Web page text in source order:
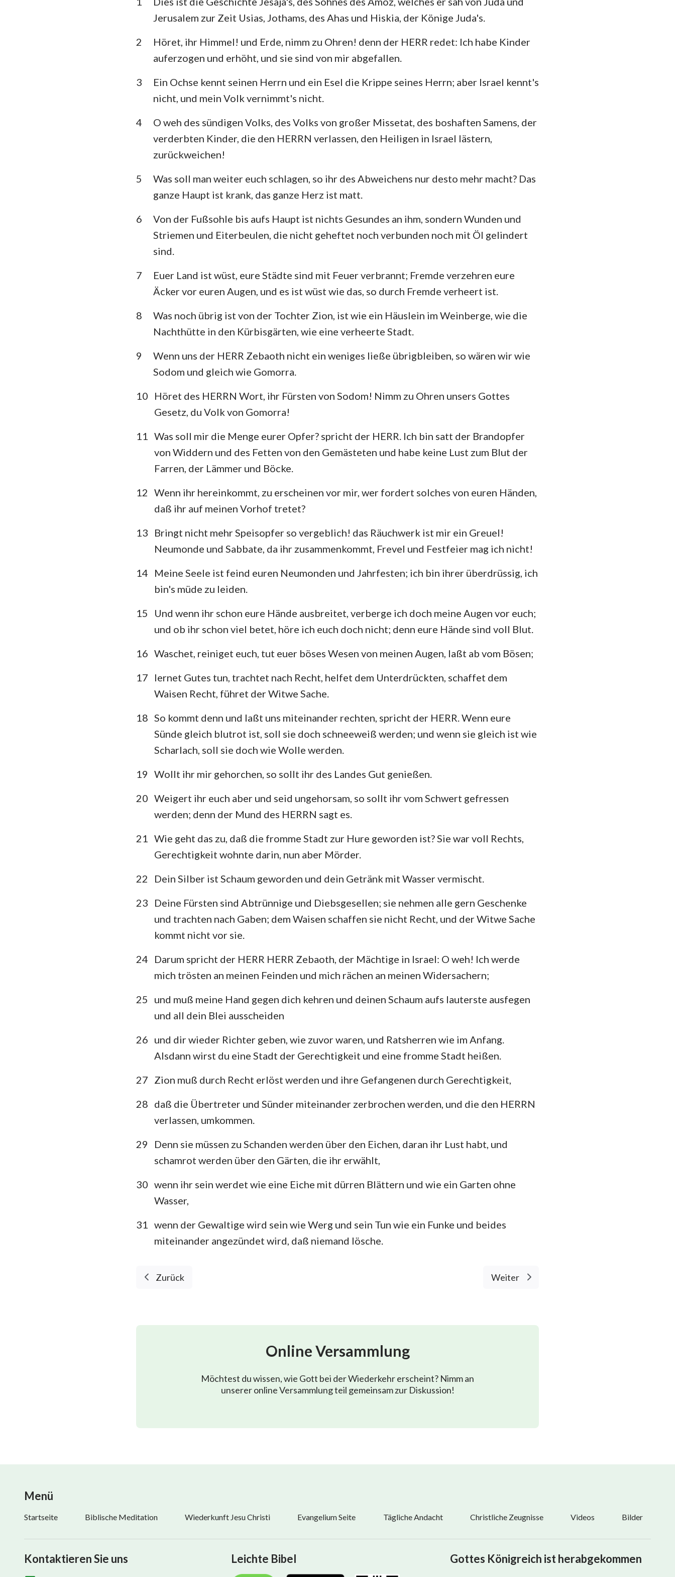
5. Mose Josua
Richter Rut
1.Könige 2.Könige
Nehemia
Esther
Psalm Sprüche
Prediger Hohelied
Jesaja Jeremia
Joel Amos
Obadja
Micha Nahum
Habakuk Zephanja
Haggai Sacharja
Maleachi
Apostelgeschichte Römer
1. Korinther 2. Korinther
Philipper Kolosser
1. Timotheus 2. Timotheus
Hebräer Jakobus
1. Petrus
1. Johannes 2. Johannes
29
30 31 32 33 34
35
40 41
42
43
44 45 46
51 52 53 54
57
58
Jerusalem zur Zeit Usias, Jothams, des Ahas und Hiskia, der Könige Juda's.
2
Höret, ihr Himmel! und Erde, nimm zu Ohren! denn der HERR redet: Ich habe Kinder
auferzogen und erhöht, und sie sind von mir abgefallen.
3
Ein Ochse kennt seinen Herrn und ein Esel die Krippe seines Herrn; aber Israel kennt's
nicht, und mein Volk vernimmt's nicht.
4
O weh des sündigen Volks, des Volks von großer Missetat, des boshaften Samens, der
verderbten Kinder, die den HERRN verlassen, den Heiligen in Israel lästern,
zurückweichen!
5
Was soll man weiter euch schlagen, so ihr des Abweichens nur desto mehr macht? Das
ganze Haupt ist krank, das ganze Herz ist matt.
6
Von der Fußsohle bis aufs Haupt ist nichts Gesundes an ihm, sondern Wunden und
Striemen und Eiterbeulen, die nicht geheftet noch verbunden noch mit Öl gelindert
sind.
7
Euer Land ist wüst, eure Städte sind mit Feuer verbrannt; Fremde verzehren eure
Äcker vor euren Augen, und es ist wüst wie das, so durch Fremde verheert ist.
8
Was noch übrig ist von der Tochter Zion, ist wie ein Häuslein im Weinberge, wie die
Nachthütte in den Kürbisgärten, wie eine verheerte Stadt.
9
Wenn uns der HERR Zebaoth nicht ein weniges ließe übrigbleiben, so wären wir wie
Sodom und gleich wie Gomorra.
10
Höret des HERRN Wort, ihr Fürsten von Sodom! Nimm zu Ohren unsers Gottes
Gesetz, du Volk von Gomorra!
11 Was soll mir die Menge eurer Opfer? spricht der HERR. Ich bin satt der Brandopfer
von Widdern und des Fetten von den Gemästeten und habe keine Lust zum Blut der
Farren, der Lämmer und Böcke.
12 Wenn ihr hereinkommt, zu erscheinen vor mir, wer fordert solches von euren Händen,
daß ihr auf meinen Vorhof tretet?
13
Bringt nicht mehr Speisopfer so vergeblich! das Räuchwerk ist mir ein Greuel!
Neumonde und Sabbate, da ihr zusammenkommt, Frevel und Festfeier mag ich nicht!
14
Meine Seele ist feind euren Neumonden und Jahrfesten; ich bin ihrer überdrüssig, ich
bin's müde zu leiden.
15
Und wenn ihr schon eure Hände ausbreitet, verberge ich doch meine Augen vor euch;
und ob ihr schon viel betet, höre ich euch doch nicht; denn eure Hände sind voll Blut.
16 Waschet, reiniget euch, tut euer böses Wesen von meinen Augen, laßt ab vom Bösen;
17
lernet Gutes tun, trachtet nach Recht, helfet dem Unterdrückten, schaffet dem
Waisen Recht, führet der Witwe Sache.
18 So kommt denn und laßt uns miteinander rechten, spricht der HERR. Wenn eure
Sünde gleich blutrot ist, soll sie doch schneeweiß werden; und wenn sie gleich ist wie
Scharlach, soll sie doch wie Wolle werden.
19 Wollt ihr mir gehorchen, so sollt ihr des Landes Gut genießen.
20 Weigert ihr euch aber und seid ungehorsam, so sollt ihr vom Schwert gefressen
werden; denn der Mund des HERRN sagt es.
21 Wie geht das zu, daß die fromme Stadt zur Hure geworden ist? Sie war voll Rechts,
Gerechtigkeit wohnte darin, nun aber Mörder.
22
Dein Silber ist Schaum geworden und dein Getränk mit Wasser vermischt.
23
Deine Fürsten sind Abtrünnige und Diebsgesellen; sie nehmen alle gern Geschenke
und trachten nach Gaben; dem Waisen schaffen sie nicht Recht, und der Witwe Sache
kommt nicht vor sie.
24
Darum spricht der HERR HERR Zebaoth, der Mächtige in Israel: O weh! Ich werde
mich trösten an meinen Feinden und mich rächen an meinen Widersachern;
25
und muß meine Hand gegen dich kehren und deinen Schaum aufs lauterste ausfegen
und all dein Blei ausscheiden
26 und dir wieder Richter geben, wie zuvor waren, und Ratsherren wie im Anfang.
Alsdann wirst du eine Stadt der Gerechtigkeit und eine fromme Stadt heißen.
27 Zion muß durch Recht erlöst werden und ihre Gefangenen durch Gerechtigkeit,
28 daß die Übertreter und Sünder miteinander zerbrochen werden, und die den HERRN
verlassen, umkommen.
29
Denn sie müssen zu Schanden werden über den Eichen, daran ihr Lust habt, und
schamrot werden über den Gärten, die ihr erwählt,
30 wenn ihr sein werdet wie eine Eiche mit dürren Blättern und wie ein Garten ohne
Wasser,
31 wenn der Gewaltige wird sein wie Werg und sein Tun wie ein Funke und beides
miteinander angezündet wird, daß niemand lösche.
Zurück Weiter
Online Versammlung
Möchtest du wissen, wie Gott bei der Wiederkehr erscheint? Nimm an
unserer online Versammlung teil gemeinsam zur Diskussion!
Menü
Startseite Biblische Meditation Wiederkunft Jesu Christi Evangelium Seite Tägliche Andacht Christliche Zeugnisse Videos Bilder
Kontaktieren Sie uns Leichte Bibel Gottes Königreich ist herabgekommen